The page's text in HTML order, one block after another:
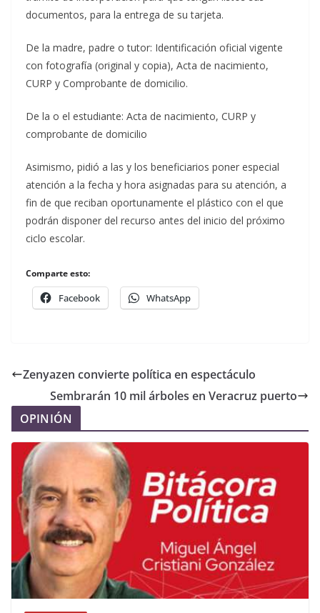
documentos, para la entrega de su tarjeta.
De la madre, padre o tutor: Identificación oficial vigente
con fotografía (original y copia), Acta de nacimiento,
CURP y Comprobante de domicilio.
De la o el estudiante: Acta de nacimiento, CURP y
comprobante de domicilio
Asimismo, pidió a las y los beneficiarios poner especial
atención a la fecha y hora asignadas para su atención, a
fin de que reciban oportunamente el plástico con el que
podrán disponer del recurso antes del inicio del próximo
ciclo escolar.
Comparte esto:
Facebook WhatsApp
Zenyazen convierte política en espectáculo
Sembrarán 10 mil árboles en Veracruz puerto
OPINIÓN